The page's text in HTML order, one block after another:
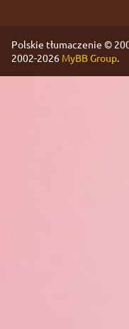
Polskie tłumaczenie ©
2002-2026 MyBB Group.